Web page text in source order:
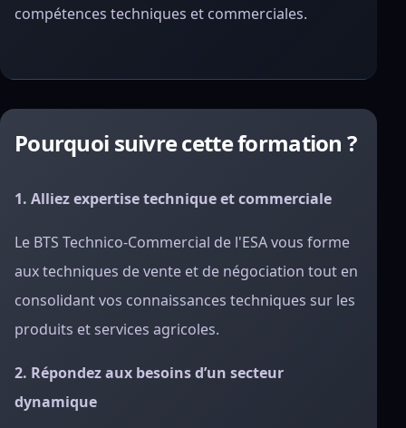
compétences techniques et commerciales.
Pourquoi suivre cette formation ?
1. Alliez expertise technique et commerciale
Le BTS Technico-Commercial de l'ESA vous forme
aux techniques de vente et de négociation tout en
consolidant vos connaissances techniques sur les
produits et services agricoles.
2. Répondez aux besoins d’un secteur
dynamique